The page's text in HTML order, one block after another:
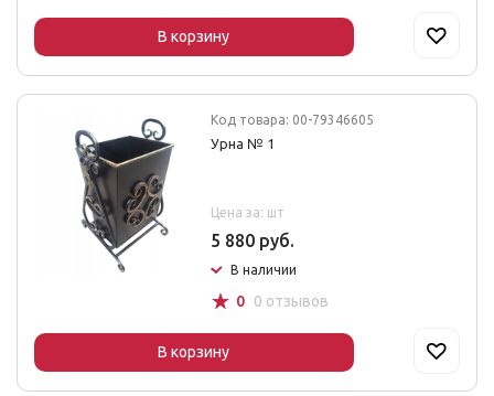
В корзину
Код товара: 00-79346605
Урна № 1
Цена за: шт
5 880 руб.
В наличии
☆ 0 0 отзывов
В корзину